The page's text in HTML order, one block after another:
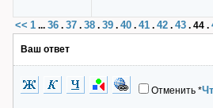
<< 1 ... 36 . 37 . 38 . 39 . 40 . 41 . 42 . 43 . 44 .
Ваш ответ
Отменить *